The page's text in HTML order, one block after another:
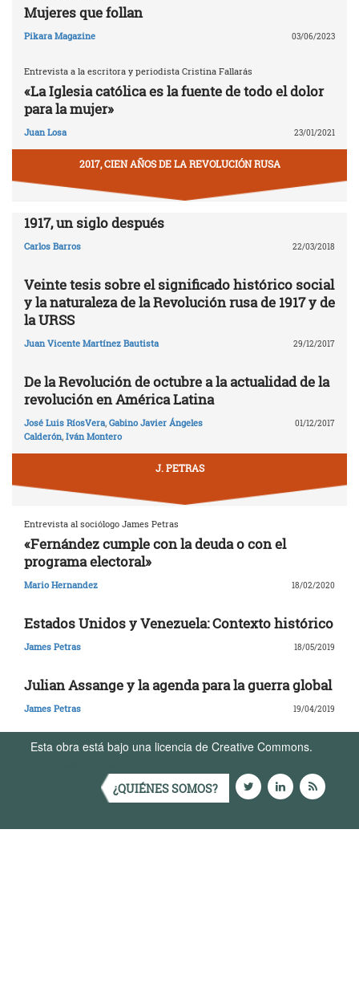
Mujeres que follan
Pikara Magazine 03/06/2023
Entrevista a la escritora y periodista Cristina Fallarás
«La Iglesia católica es la fuente de todo el dolor
para la mujer»
Juan Losa 23/01/2021
2017, CIEN AÑOS DE LA REVOLUCIÓN RUSA
1917, un siglo después
Carlos Barros 22/03/2018
Veinte tesis sobre el significado histórico social
y la naturaleza de la Revolución rusa de 1917 y de
la URSS
Juan Vicente Martínez Bautista 29/12/2017
De la Revolución de octubre a la actualidad de la
revolución en América Latina
José Luis RíosVera, Gabino Javier Ángeles
Calderón, Iván Montero
01/12/2017
J. PETRAS
Entrevista al sociólogo James Petras
«Fernández cumple con la deuda o con el
programa electoral»
Mario Hernandez 18/02/2020
Estados Unidos y Venezuela: Contexto histórico
James Petras 18/05/2019
Julian Assange y la agenda para la guerra global
James Petras 19/04/2019
Esta obra está bajo una licencia de Creative Commons.
¿QUIÉNES SOMOS?